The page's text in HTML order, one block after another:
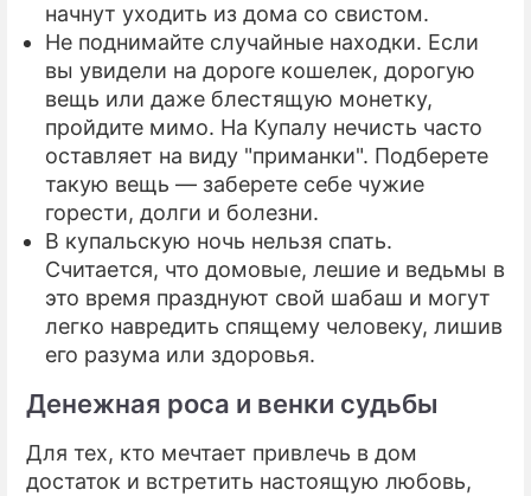
начнут уходить из дома со свистом.
Не поднимайте случайные находки. Если
вы увидели на дороге кошелек, дорогую
вещь или даже блестящую монетку,
пройдите мимо. На Купалу нечисть часто
оставляет на виду "приманки". Подберете
такую вещь — заберете себе чужие
горести, долги и болезни.
В купальскую ночь нельзя спать.
Считается, что домовые, лешие и ведьмы в
это время празднуют свой шабаш и могут
легко навредить спящему человеку, лишив
его разума или здоровья.
Денежная роса и венки судьбы
Для тех, кто мечтает привлечь в дом
достаток и встретить настоящую любовь,